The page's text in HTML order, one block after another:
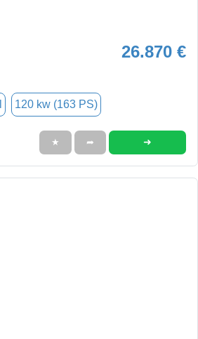
26.870 €
120 kw (163 PS)
★ ➦ ➜